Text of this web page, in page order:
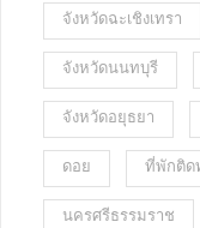
จังหวัดฉะเชิงเทรา
จังหวัดนนทบุรี
จังหวัดอยุธยา
ดอย ที่พักติด
นครศรีธรรมราช